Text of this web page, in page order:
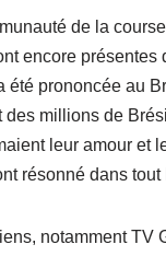
de la
encore
été prononcée au
des millions de
leur amour et
résonné dans tout
notamment TV